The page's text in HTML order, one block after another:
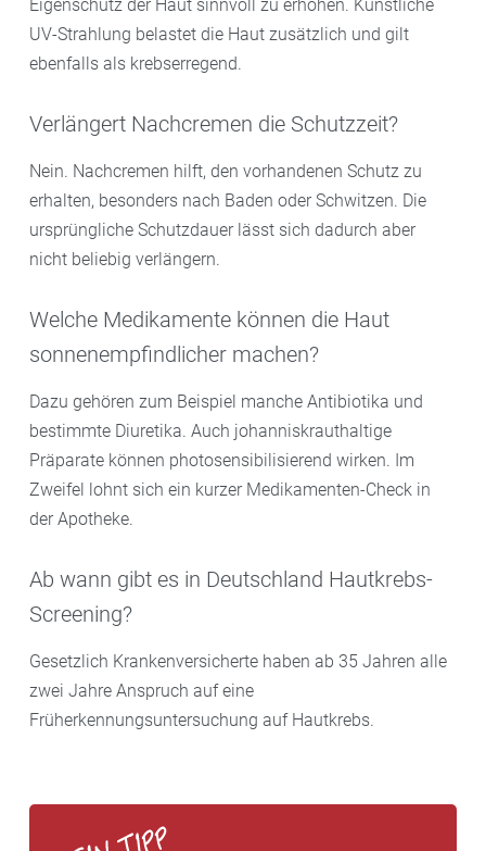
Eigenschutz der Haut sinnvoll zu erhöhen. Künstliche
UV-Strahlung belastet die Haut zusätzlich und gilt
ebenfalls als krebserregend.
Verlängert Nachcremen die Schutzzeit?
Nein. Nachcremen hilft, den vorhandenen Schutz zu
erhalten, besonders nach Baden oder Schwitzen. Die
ursprüngliche Schutzdauer lässt sich dadurch aber
nicht beliebig verlängern.
Welche Medikamente können die Haut
sonnenempfindlicher machen?
Dazu gehören zum Beispiel manche Antibiotika und
bestimmte Diuretika. Auch johanniskrauthaltige
Präparate können photosensibilisierend wirken. Im
Zweifel lohnt sich ein kurzer Medikamenten-Check in
der Apotheke.
Ab wann gibt es in Deutschland Hautkrebs-
Screening?
Gesetzlich Krankenversicherte haben ab 35 Jahren alle
zwei Jahre Anspruch auf eine
Früherkennungsuntersuchung auf Hautkrebs.